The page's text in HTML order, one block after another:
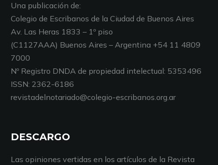
Una publicación de:
Colegio de Escribanos de la Ciudad de Buenos Aires
Av. Las Heras 1833 – 1º piso
(C1127AAA) Buenos Aires – Argentina +54 11 4809
7000
Nº Registro DNDA de propiedad intelectual: 5353496
ISSN: 2362-6186
revistadelnotariado@colegio-escribanos.org.ar
DESCARGO
Las opiniones vertidas en los artículos de la Revista